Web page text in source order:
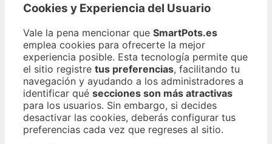
Cookies y Experiencia del Usuario
Vale la pena mencionar que SmartPots.es
emplea cookies para ofrecerte la mejor
experiencia posible. Esta tecnología permite que
el sitio registre tus preferencias, facilitando tu
navegación y ayudando a los administradores a
identificar qué secciones son más atractivas
para los usuarios. Sin embargo, si decides
desactivar las cookies, deberás configurar tus
preferencias cada vez que regreses al sitio.